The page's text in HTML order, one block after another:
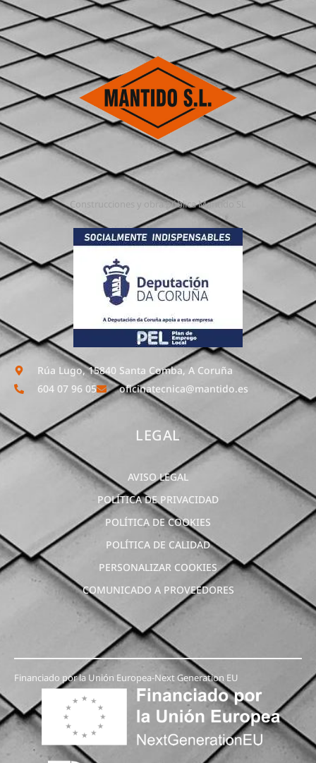
Construcciones y obra pública Mantido SL
Rúa Lugo, 15840 Santa Comba, A Coruña
604 07 96 05
oficinatecnica@mantido.es
LEGAL
AVISO LEGAL
POLÍTICA DE PRIVACIDAD
POLÍTICA DE COOKIES
POLÍTICA DE CALIDAD
PERSONALIZAR COOKIES
COMUNICADO A PROVEEDORES
Financiado por la Unión Europea-Next Generation EU